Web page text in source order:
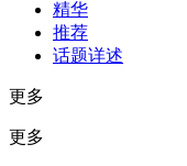
精华
推荐
话题详述
更多
更多